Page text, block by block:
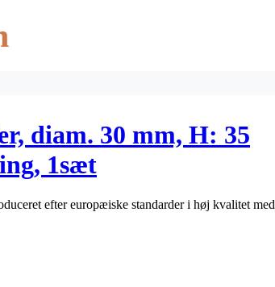
diam. 30 mm, H: 35
1sæt
efter europæiske standarder i høj kvalitet med